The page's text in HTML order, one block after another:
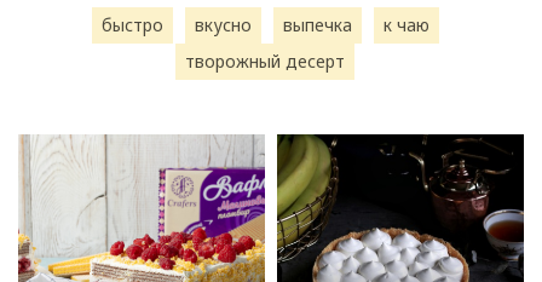
быстро вкусно выпечка
к чаю
творожный десерт